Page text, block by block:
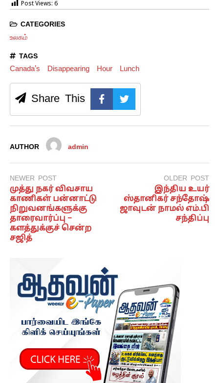
Post Views: 6
CATEGORIES
உலகம்
TAGS
Canada's Disappearing Hour Lunch
Share This
AUTHOR admin
NEWER POST
முத்து நகர் விவசாய
காணிகள் பன்னாட்டு
நிறுவனங்களுக்கு
தாரைவார்ப்பு –
களத்துக்குச் சென்ற
சஜித்
OLDER POST
இந்திய உயர்
ஸ்தானிகர் சந்தோஷ்
ஜாவுடன் நாமல் எம்.பி
சந்திப்பு